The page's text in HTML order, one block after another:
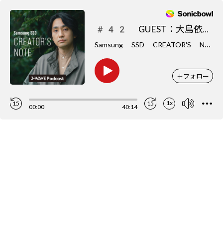
#42 GUEST：大島依提亜さん
S
amsung SSD CREATOR'S NOTE
＋フォロー
15 00:00 40:14 15 1x